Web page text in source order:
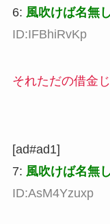
6: 風吹けば名無し
ID:IFBhiRvKp
それただの借金
[ad#ad1]
7: 風吹けば名無し
ID:AsM4Yzuxp